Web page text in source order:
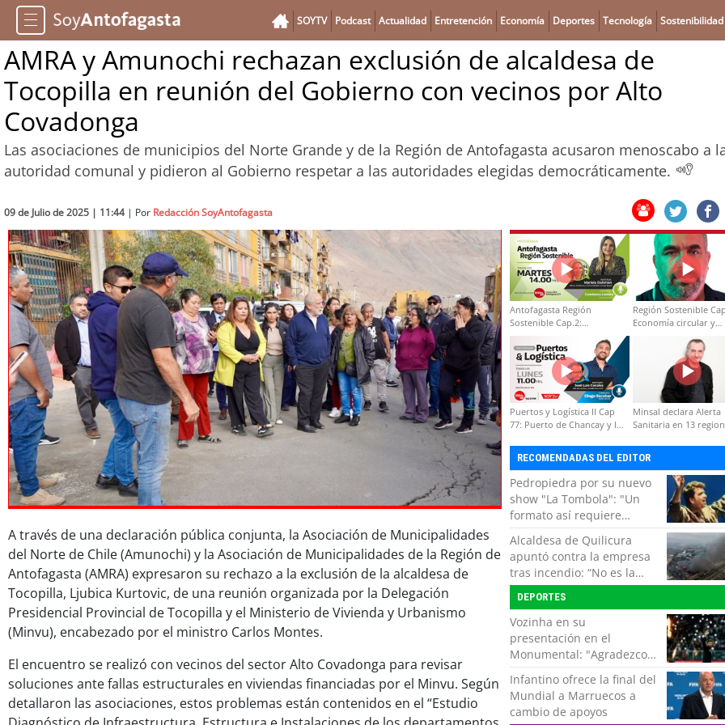
SOYTV Podcast Actualidad Entretención Economía Deportes Tecnología Sostenibilidad
AMRA y Amunochi rechazan exclusión de alcaldesa de
Tocopilla en reunión del Gobierno con vecinos por Alto
Covadonga
Las asociaciones de municipios del Norte Grande y de la Región de Antofagasta acusaron menoscabo a
autoridad comunal y pidieron al Gobierno respetar a las autoridades elegidas democráticamente.
09 de Julio de 2025 | 11:44| Por Redacción SoyAntofagasta
A través de una declaración pública conjunta, la Asociación de Municipalidades
del Norte de Chile (Amunochi) y la Asociación de Municipalidades de la Región de
Antofagasta (AMRA) expresaron su rechazo a la exclusión de la alcaldesa de
Tocopilla, Ljubica Kurtovic, de una reunión organizada por la Delegación
Presidencial Provincial de Tocopilla y el Ministerio de Vivienda y Urbanismo
(Minvu), encabezado por el ministro Carlos Montes.
El encuentro se realizó con vecinos del sector Alto Covadonga para revisar
soluciones ante fallas estructurales en viviendas financiadas por el Minvu. Según
detallaron las asociaciones, estos problemas están contenidos en el “Estudio
Antofagasta Región
Sostenible Cap.2:
Educación ambiental y
formación de capacidades
técnicas
Región Sostenible
Economía circular y
Puertos y Logística II Cap
77: Puerto de Chancay y la
Minsal declara Alerta
Sanitaria en 13
RECOMENDADAS DEL EDITOR
Pedropiedra por su nuevo
show "La Tombola": "Un
formato así requiere
interactuar con el público,
echar la talla y no tener
miedo a equivocarse"
Alcaldesa de Quilicura
apuntó contra la empresa
tras incendio: “No es la
primera vez, es la cuarta”
DEPORTES
Vozinha en su
presentación en el
Monumental: "Agradezco
del fondo de mi corazón
por todo el cariño, el apoyo
del más grande de Chile"
Infantino ofrece la final del
Mundial a Marruecos a
cambio de apoyos